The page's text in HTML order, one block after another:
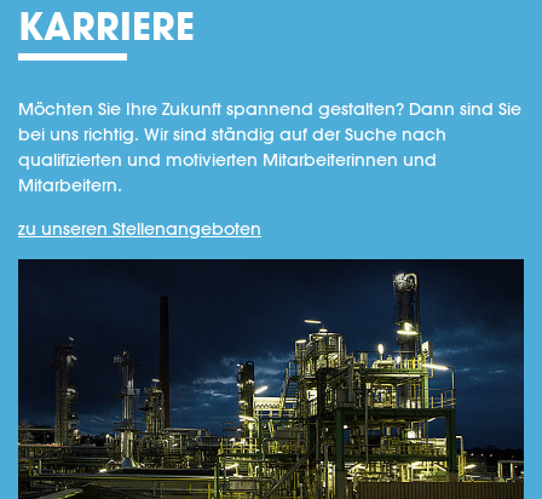
KARRIERE
Möchten Sie Ihre Zukunft spannend gestalten? Dann sind Sie
bei uns richtig. Wir sind ständig auf der Suche nach
qualifizierten und motivierten Mitarbeiterinnen und
Mitarbeitern.
zu unseren Stellenangeboten